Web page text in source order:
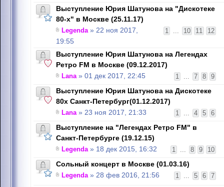
Выступление Юрия Шатунова на "Дискотеке
80-х" в Москве (25.11.17)
1 ... 10 11 12
Legenda» 22 ноя 2017,
19:55
Выступление Юрия Шатунова на Легендах
Ретро FM в Москве (09.12.2017)
1 ... 7 8 9
Lana» 01 дек 2017, 22:45
Выступление Юрия Шатунова на Дискотеке
80х Санкт-Петербург(01.12.2017)
1 ... 4 5 6
Lana» 23 ноя 2017, 21:33
Выступление на "Легендах Ретро FM" в
Санкт-Петербурге (19.12.15)
1 ... 8 9 10
Legenda» 18 дек 2015, 16:32
Сольный концерт в Москве (01.03.16)
1 ... 5 6 7
Legenda» 28 фев 2016, 21:56